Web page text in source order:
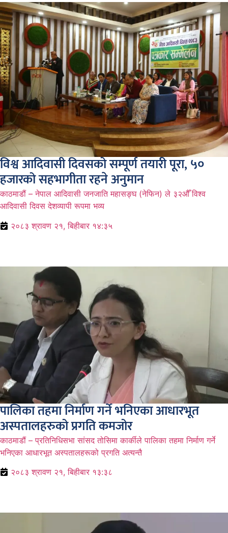
विश्व आदिवासी दिवसको सम्पूर्ण तयारी पूरा, ५०
हजारको सहभागीता रहने अनुमान
काठमाडौं – नेपाल आदिवासी जनजाति महासङ्घ (नेफिन) ले ३२औँ विश्व
आदिवासी दिवस देशव्यापी रूपमा भव्य
२०८३ श्रावण २१, बिहीबार १४:३५
पालिका तहमा निर्माण गर्ने भनिएका आधारभूत
अस्पतालहरुको प्रगति कमजोर
काठमाडौं – प्रतिनिधिसभा सांसद तोसिमा कार्कीले पालिका तहमा निर्माण गर्ने
भनिएका आधारभूत अस्पतालहरूको प्रगति अत्यन्तै
२०८३ श्रावण २१, बिहीबार १३:३८